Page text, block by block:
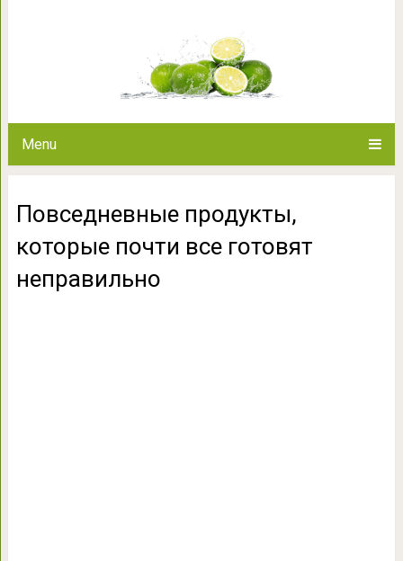
Menu
Повседневные продукты,
которые почти все готовят
неправильно